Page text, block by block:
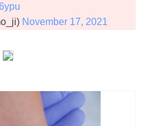
November 17, 2021